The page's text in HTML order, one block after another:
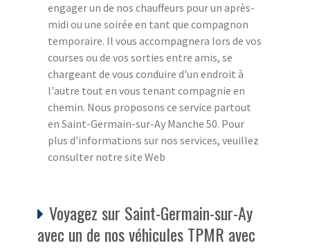
engager un de nos chauffeurs pour un après-
midi ou une soirée en tant que compagnon
temporaire. Il vous accompagnera lors de vos
courses ou de vos sorties entre amis, se
chargeant de vous conduire d'un endroit à
l'autre tout en vous tenant compagnie en
chemin. Nous proposons ce service partout
en Saint-Germain-sur-Ay Manche 50. Pour
plus d'informations sur nos services, veuillez
consulter notre site Web
Voyagez sur Saint-Germain-sur-Ay
avec un de nos véhicules TPMR avec